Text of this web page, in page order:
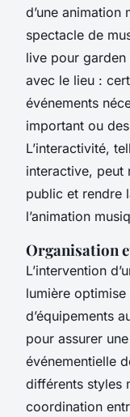
d’une animation
spectacle de
live pour
avec le lieu :
événements
important ou
L’interactivité,
interactive, peut
public et rendre
l’animation
Organisation
L’intervention
lumière
d’équipements
pour assurer
événementielle
différents styles
coordination